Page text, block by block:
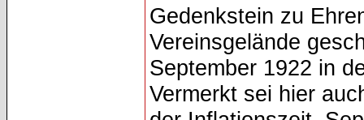
Gedenkstein zu
Vereinsgelände
September 1922 in
Vermerkt sei hier